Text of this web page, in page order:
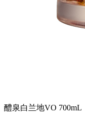
醴泉白兰地VO 700mL